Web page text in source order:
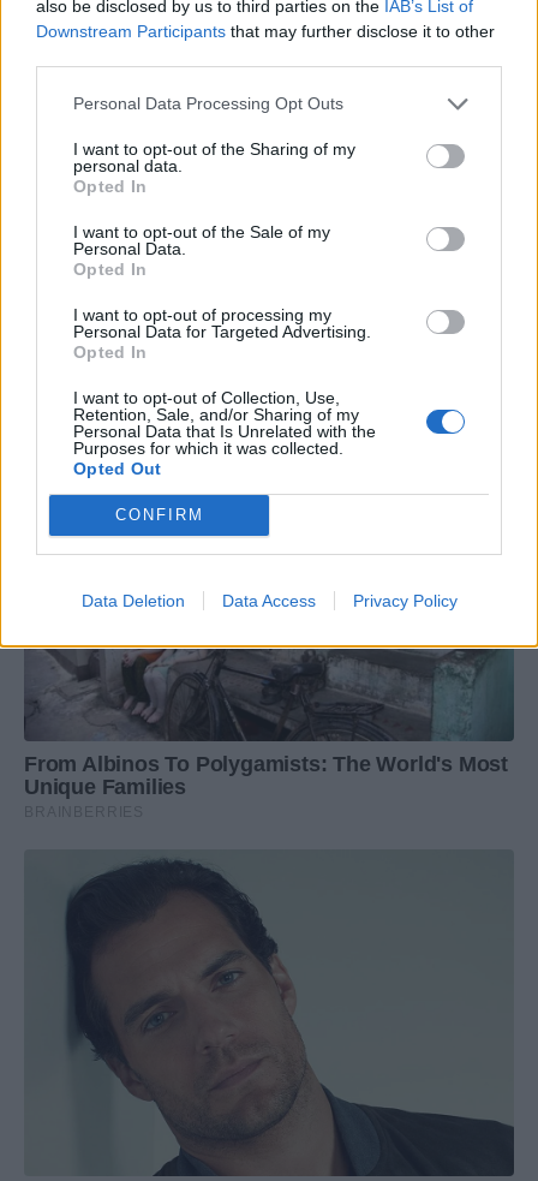
also be disclosed by us to third parties on the IAB’s List of
Downstream Participants that may further disclose it to other
Personal Data Processing Opt Outs
I want to opt-out of the Sharing of my
personal data.
Opted In
I want to opt-out of the Sale of my
Personal Data.
Opted In
I want to opt-out of processing my
Personal Data for Targeted Advertising.
Opted In
I want to opt-out of Collection, Use,
Retention, Sale, and/or Sharing of my
Personal Data that Is Unrelated with the
Purposes for which it was collected.
Opted Out
CONFIRM
Data Deletion Data Access Privacy Policy